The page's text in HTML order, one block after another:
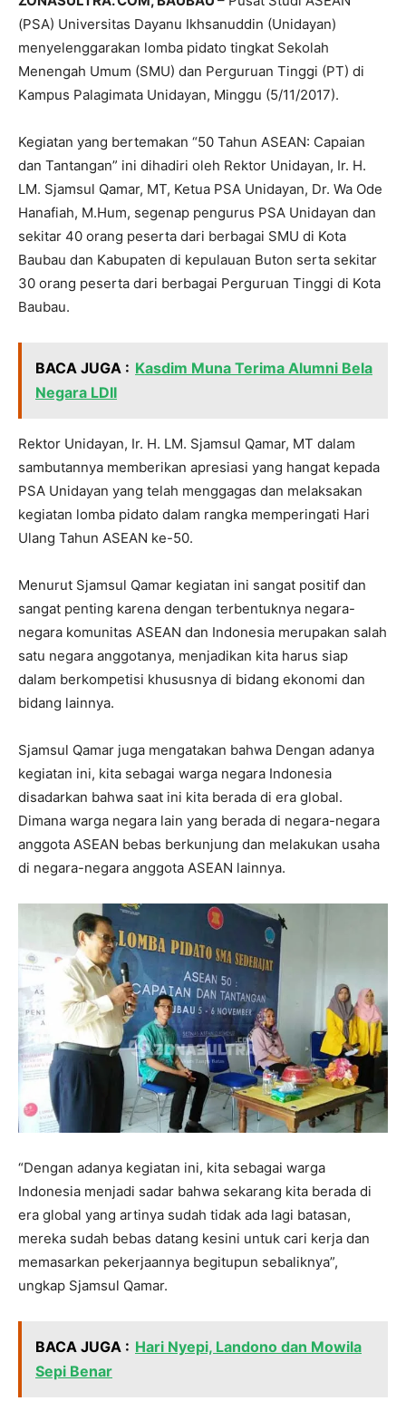
(PSA) Universitas Dayanu Ikhsanuddin (Unidayan)
menyelenggarakan lomba pidato tingkat Sekolah
Menengah Umum (SMU) dan Perguruan Tinggi (PT) di
Kampus Palagimata Unidayan, Minggu (5/11/2017).
Kegiatan yang bertemakan “50 Tahun ASEAN: Capaian
dan Tantangan” ini dihadiri oleh Rektor Unidayan, Ir. H.
LM. Sjamsul Qamar, MT, Ketua PSA Unidayan, Dr. Wa Ode
Hanafiah, M.Hum, segenap pengurus PSA Unidayan dan
sekitar 40 orang peserta dari berbagai SMU di Kota
Baubau dan Kabupaten di kepulauan Buton serta sekitar
30 orang peserta dari berbagai Perguruan Tinggi di Kota
Baubau.
BACA JUGA : Kasdim Muna Terima Alumni Bela
Negara LDII
Rektor Unidayan, Ir. H. LM. Sjamsul Qamar, MT dalam
sambutannya memberikan apresiasi yang hangat kepada
PSA Unidayan yang telah menggagas dan melaksakan
kegiatan lomba pidato dalam rangka memperingati Hari
Ulang Tahun ASEAN ke-50.
Menurut Sjamsul Qamar kegiatan ini sangat positif dan
sangat penting karena dengan terbentuknya negara-
negara komunitas ASEAN dan Indonesia merupakan salah
satu negara anggotanya, menjadikan kita harus siap
dalam berkompetisi khususnya di bidang ekonomi dan
bidang lainnya.
Sjamsul Qamar juga mengatakan bahwa Dengan adanya
kegiatan ini, kita sebagai warga negara Indonesia
disadarkan bahwa saat ini kita berada di era global.
Dimana warga negara lain yang berada di negara-negara
anggota ASEAN bebas berkunjung dan melakukan usaha
di negara-negara anggota ASEAN lainnya.
“Dengan adanya kegiatan ini, kita sebagai warga
Indonesia menjadi sadar bahwa sekarang kita berada di
era global yang artinya sudah tidak ada lagi batasan,
mereka sudah bebas datang kesini untuk cari kerja dan
memasarkan pekerjaannya begitupun sebaliknya”,
ungkap Sjamsul Qamar.
BACA JUGA : Hari Nyepi, Landono dan Mowila
Sepi Benar